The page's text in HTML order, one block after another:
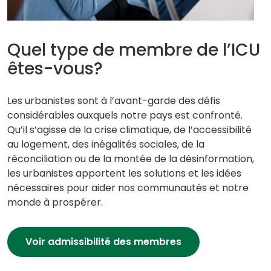
Quel type de membre de l’ICU
êtes-vous?
Les urbanistes sont à l’avant-garde des défis
considérables auxquels notre pays est confronté.
Qu’il s’agisse de la crise climatique, de l’accessibilité
au logement, des inégalités sociales, de la
réconciliation ou de la montée de la désinformation,
les urbanistes apportent les solutions et les idées
nécessaires pour aider nos communautés et notre
monde à prospérer.
Voir admissibilité des membres